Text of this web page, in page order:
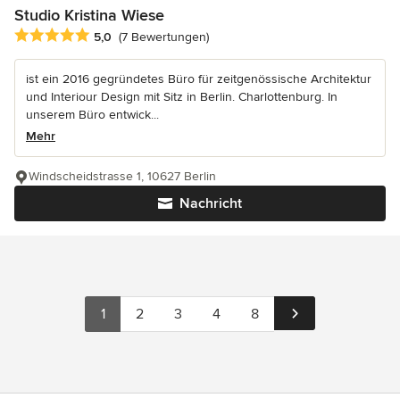
Studio Kristina Wiese
Durchschnittliche Bewertung: 5 von 5 Sternen
5,0 (7 Bewertungen)
ist ein 2016 gegründetes Büro für zeitgenössische Architektur
und Interiour Design mit Sitz in Berlin. Charlottenburg. In
unserem Büro entwick...
Mehr
Nachricht
Windscheidstrasse 1, 10627 Berlin
1 2 3 4 8